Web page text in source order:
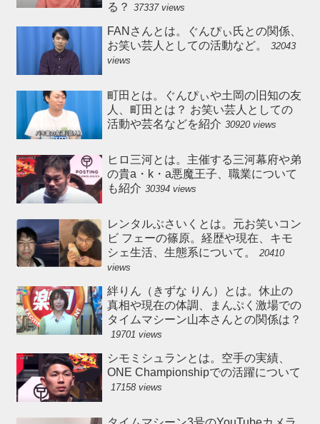
る？ 37337 views
FANさんとは。ぐんぴぃ氏との関係、
お笑い芸人としての活動など。
32043
views
町田とは。ぐんぴぃや土岡の旧知の友
人、町田とは？ お笑い芸人としての
活動や芸名などを紹介 30920 views
ヒロ三河とは。主催する三河幕府や弟
の貴a・k・a悪魔王子、職業について
も紹介 30394 views
レンタルぶさいくとは。元お笑いコン
ビ フェーの篠原。経歴や現在、キモ
シェ生活、生態系について。
20410
views
絆りん（きずな りん）とは。休止の
真相や現在の体調、まんぷく激場での
タイムマシーン山本さんとの関係は？
19701 views
シモミシュランとは。空手の実績、
ONE Championshipでの活躍について
17158 views